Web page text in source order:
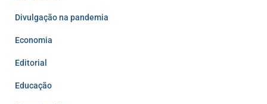
Divulgação na pandemia
Economia
Editorial
Educação